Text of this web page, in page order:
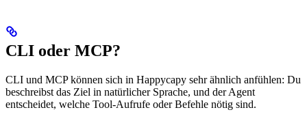
CLI oder MCP?
CLI und MCP können sich in Happycapy sehr ähnlich anfühlen: Du
beschreibst das Ziel in natürlicher Sprache, und der Agent
entscheidet, welche Tool-Aufrufe oder Befehle nötig sind.